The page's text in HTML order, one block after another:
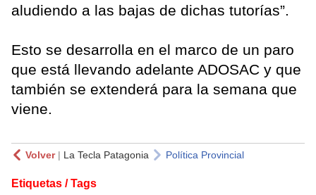
aludiendo a las bajas de dichas tutorías”.
Esto se desarrolla en el marco de un paro
que está llevando adelante ADOSAC y que
también se extenderá para la semana que
viene.
Volver| La Tecla Patagonia Política Provincial
Etiquetas / Tags